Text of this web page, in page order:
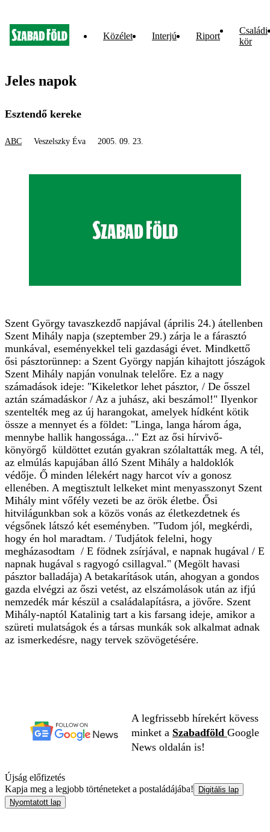
Közélet Interjú Riport
Családi
kör
Jeles napok
Esztendő kereke
ABC Veszelszky Éva 2005. 09. 23.
Szent György tavaszkezdő napjával (április 24.) átellenben
Szent Mihály napja (szeptember 29.) zárja le a fárasztó
munkával, eseményekkel teli gazdasági évet. Mindkettő
ősi pásztorünnep: a Szent György napján kihajtott jószágok
Szent Mihály napján vonulnak telelőre. Ez a nagy
számadások ideje: "Kikeletkor lehet pásztor, / De ősszel
aztán számadáskor / Az a juhász, aki beszámol!" Ilyenkor
szentelték meg az új harangokat, amelyek hídként kötik
össze a mennyet és a földet: "Linga, langa három ága,
mennybe hallik hangossága..." Ezt az ősi hírvivő-
könyörgő küldöttet ezután gyakran szólaltatták meg. A tél,
az elmúlás kapujában álló Szent Mihály a haldoklók
védője. Ő minden lélekért nagy harcot vív a gonosz
ellenében. A megtisztult lelkeket mint menyasszonyt Szent
Mihály mint vőfély vezeti be az örök életbe. Ősi
hitvilágunkban sok a közös vonás az életkezdetnek és
végsőnek látszó két eseményben. "Tudom jól, megkérdi,
hogy én hol maradtam. / Tudjátok felelni, hogy
megházasodtam / E födnek zsírjával, e napnak hugával / E
napnak hugával s ragyogó csillagval." (Megölt havasi
pásztor balladája) A betakarítások után, ahogyan a gondos
gazda elvégzi az őszi vetést, az elszámolások után az ifjú
nemzedék már készül a családalapításra, a jövőre. Szent
Mihály-naptól Katalinig tart a kis farsang ideje, amikor a
szüreti mulatságok és a társas munkák sok alkalmat adnak
az ismerkedésre, nagy tervek szövögetésére.
A legfrissebb hírekért kövess
minket a Szabadföld Google
News oldalán is!
Újság előfizetés
Kapja meg a legjobb történeteket a postaládájába!
Digitális lap
Nyomtatott lap